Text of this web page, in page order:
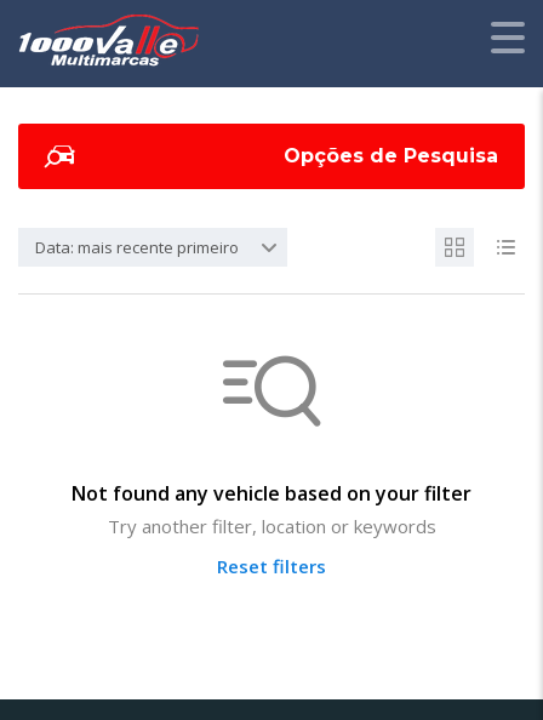
Opções de Pesquisa
Data: mais recente primeiro
Not found any vehicle based on your filter
Try another filter, location or keywords
Reset filters